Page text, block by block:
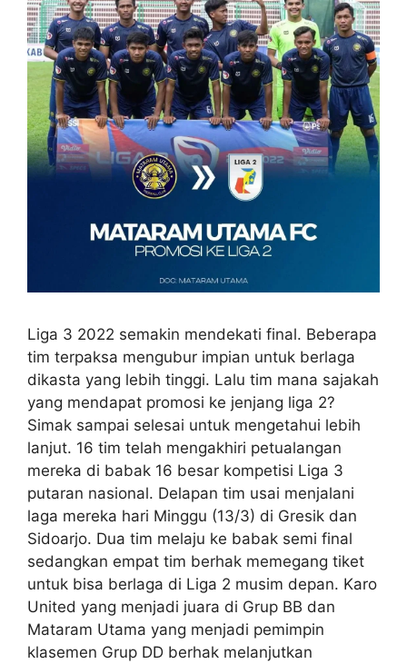
Liga 3 2022 semakin mendekati final. Beberapa
tim terpaksa mengubur impian untuk berlaga
dikasta yang lebih tinggi. Lalu tim mana sajakah
yang mendapat promosi ke jenjang liga 2?
Simak sampai selesai untuk mengetahui lebih
lanjut. 16 tim telah mengakhiri petualangan
mereka di babak 16 besar kompetisi Liga 3
putaran nasional. Delapan tim usai menjalani
laga mereka hari Minggu (13/3) di Gresik dan
Sidoarjo. Dua tim melaju ke babak semi final
sedangkan empat tim berhak memegang tiket
untuk bisa berlaga di Liga 2 musim depan. Karo
United yang menjadi juara di Grup BB dan
Mataram Utama yang menjadi pemimpin
klasemen Grup DD berhak melanjutkan